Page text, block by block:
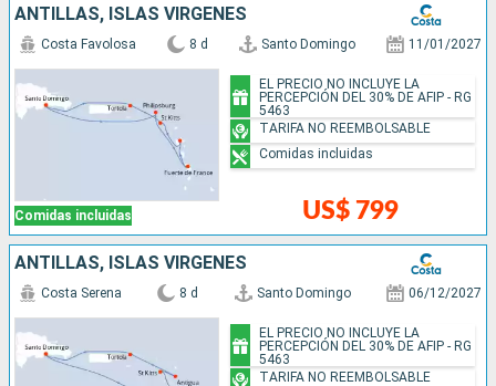
ANTILLAS, ISLAS VÍRGENES
Comidas incluidas
Costa Favolosa 8 d Santo Domingo 11/01/2027
US$ 799
EL PRECIO NO INCLUYE LA
PERCEPCIÓN DEL 30% DE AFIP - RG
5463
TARIFA NO REEMBOLSABLE
Comidas incluidas
ANTILLAS, ISLAS VÍRGENES
Costa Serena 8 d Santo Domingo 06/12/2027
EL PRECIO NO INCLUYE LA
PERCEPCIÓN DEL 30% DE AFIP - RG
5463
TARIFA NO REEMBOLSABLE